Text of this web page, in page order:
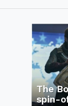
The
spin-